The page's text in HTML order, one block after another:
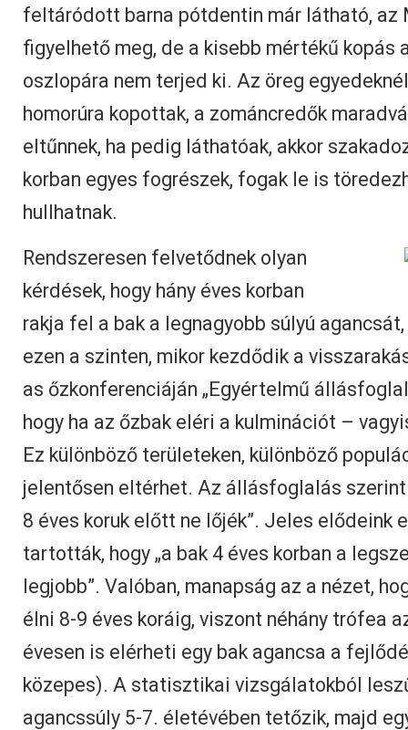
feltáródott barna pótdentin már látható, az
figyelhető meg, de a kisebb mértékű kopás
oszlopára nem terjed ki. Az öreg
homorúra kopottak, a zománcredők
eltűnnek, ha pedig láthatóak, akkor
korban egyes fogrészek, fogak le is
hullhatnak.
Rendszeresen felvetődnek olyan
kérdések, hogy hány éves korban
rakja fel a bak a legnagyobb súlyú
ezen a szinten, mikor kezdődik a
as őzkonferenciáján „Egyértelmű
hogy ha az őzbak eléri a kulminációt –
Ez különböző területeken, különböző
jelentősen eltérhet. Az állásfoglalás
8 éves koruk előtt ne lőjék”. Jeles elődeink
tartották, hogy „a bak 4 éves korban a
legjobb”. Valóban, manapság az a nézet,
élni 8-9 éves koráig, viszont néhány trófea
évesen is elérheti egy bak agancsa a
közepes). A statisztikai vizsgálatokból
agancssúly 5-7. életévében tetőzik, majd